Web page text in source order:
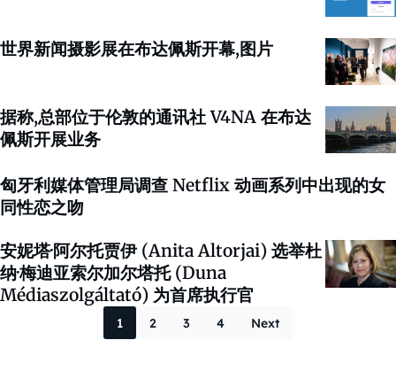
世界新闻摄影展在布达佩斯开幕,图片
据称,总部位于伦敦的通讯社 V4NA 在布达
佩斯开展业务
匈牙利媒体管理局调查 Netflix 动画系列中出现的女
同性恋之吻
安妮塔·阿尔托贾伊 (Anita Altorjai) 选举杜
纳·梅迪亚索尔加尔塔托 (Duna
Médiaszolgáltató) 为首席执行官
Posts
1 2 3 4 Next